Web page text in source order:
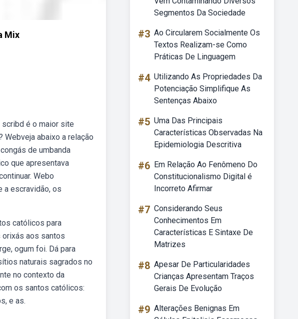
Mix
é o maior site
abaixo a relação
de umbanda
que apresentava
Webo
a escravidão, os
católicos para
aos santos
ogum foi. Dá para
naturais sagrados no
no contexto da
os santos católicos:
e as.
Segmentos Da Sociedade
#3 Ao Circularem Socialmente Os
Textos Realizam-se Como
Práticas De Linguagem
#4 Utilizando As Propriedades Da
Potenciação Simplifique As
Sentenças Abaixo
#5 Uma Das Principais
Características Observadas Na
Epidemiologia Descritiva
#6 Em Relação Ao Fenômeno Do
Constitucionalismo Digital é
Incorreto Afirmar
#7 Considerando Seus
Conhecimentos Em
Características E Sintaxe De
Matrizes
#8 Apesar De Particularidades
Crianças Apresentam Traços
Gerais De Evolução
#9 Alterações Benignas Em